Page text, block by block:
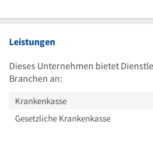
Leistungen
Dieses Unternehmen bietet
Branchen an:
Krankenkasse
Gesetzliche Krankenkasse